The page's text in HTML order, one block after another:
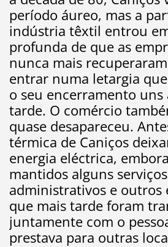
período áureo, mas a
indústria têxtil entrou
profunda de que as
nunca mais
entrar numa letargia
o seu encerramento uns
tarde. O comércio
quase desapareceu.
térmica de Caniços
energia eléctrica,
mantidos alguns serviços
administrativos e outros
que mais tarde foram
juntamente com o
prestava para outras